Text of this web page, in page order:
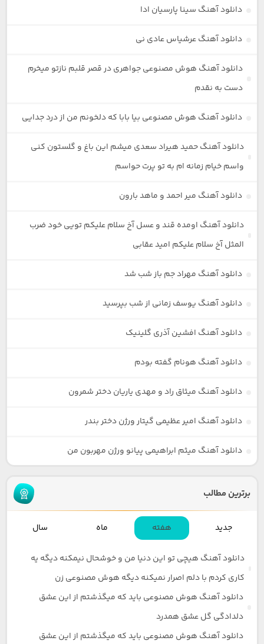
دانلود آهنگ سینا پارسیان ادا
دانلود آهنگ عرشیاس عادی نی
دانلود آهنگ هوش مصنوعی جواهری در قصر قلبم نازتو میخرم
دست به نقدم
دانلود آهنگ هوش مصنوعی بیا بابا که دلخونم من از درد جدایی
دانلود آهنگ حمید هیراد سعدی میشم این باغ و گلستون کنی
واسم خیام زمانه ام به تو پرت حواسم
دانلود آهنگ میر احمد و ماهد بارون
دانلود آهنگ اومده قند و عسل آخ سلام علیکم تویی خود ضرب
المثل آخ سلام علیکم امید عقابی
دانلود آهنگ مهراد جم باز شب شد
دانلود آهنگ یوسف زمانی از شب بپرسید
دانلود آهنگ افشین آذری گلینیک
دانلود آهنگ هونام گفته بودم
دانلود آهنگ میثاق راد و مهدی یاریان دختر شمرون
دانلود آهنگ امیر عظیمی گیتار ورژن دختر بندر
دانلود آهنگ میثم ابراهیمی پیانو ورژن مهربون من
برترین مطالب
جدید هفته ماه سال
دانلود آهنگ هیچی تو این دنیا من و خوشحال نیمکنه دیگه یه
کاری کردم با دلم اصرار نمیکنه دیگه هوش مصنوعی زن
دانلود آهنگ هوش مصنوعی باید که میگذشتم از این عشق
دلدادگی گل عشق همدرد
دانلود آهنگ هوش مصنوعی باید که میگذشتم از این عشق